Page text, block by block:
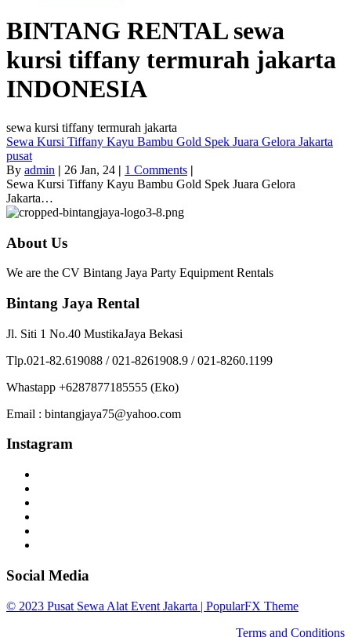
BINTANG RENTAL sewa
kursi tiffany termurah jakarta
INDONESIA
sewa kursi tiffany termurah jakarta
Sewa Kursi Tiffany Kayu Bambu Gold Spek Juara Gelora Jakarta
pusat
By admin | 26 Jan, 24 | 1 Comments |
Sewa Kursi Tiffany Kayu Bambu Gold Spek Juara Gelora
Jakarta…
About Us
We are the CV Bintang Jaya Party Equipment Rentals
Bintang Jaya Rental
Jl. Siti 1 No.40 MustikaJaya Bekasi
Tlp.021-82.619088 / 021-8261908.9 / 021-8260.1199
Whastapp +6287877185555 (Eko)
Email : bintangjaya75@yahoo.com
Instagram
Social Media
© 2023 Pusat Sewa Alat Event Jakarta | PopularFX Theme
Terms and Conditions